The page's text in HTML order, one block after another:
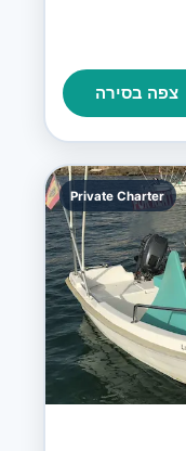
צפה בסירה
Private Charter